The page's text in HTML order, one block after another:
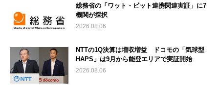
総務省の「ワット・ビット連携関連実証」に7
機関が採択
2026.08.06
NTTの1Q決算は増収増益 ドコモの「気球型
HAPS」は9月から能登エリアで実証開始
2026.08.06